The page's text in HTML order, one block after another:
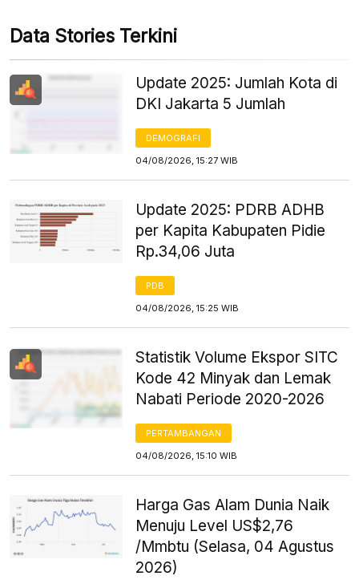
Data Stories Terkini
Update 2025: Jumlah Kota di
DKI Jakarta 5 Jumlah
DEMOGRAFI
04/08/2026, 15:27 WIB
Update 2025: PDRB ADHB
per Kapita Kabupaten Pidie
Rp.34,06 Juta
PDB
04/08/2026, 15:25 WIB
Statistik Volume Ekspor SITC
Kode 42 Minyak dan Lemak
Nabati Periode 2020-2026
PERTAMBANGAN
04/08/2026, 15:10 WIB
Harga Gas Alam Dunia Naik
Menuju Level US$2,76
/Mmbtu (Selasa, 04 Agustus
2026)